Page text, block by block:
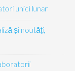
unici lunar
și noutăți,